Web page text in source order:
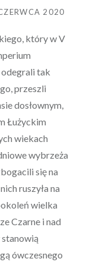
2020
który w V
odegrali tak
przeszli
dosłownym,
Łużyckim
wiekach
wybrzeża
się na
ruszyła na
wielka
Czarne i nad
ówczesnego